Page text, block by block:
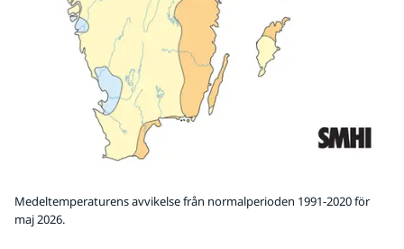
Medeltemperaturens avvikelse från normalperioden 1991-2020 för
maj 2026.